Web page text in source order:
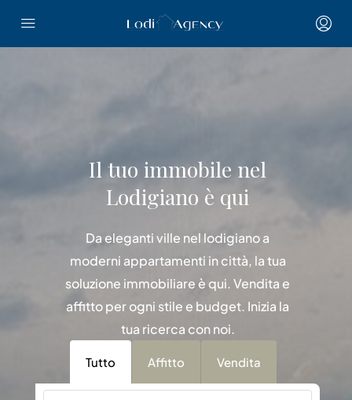
Il tuo immobile nel
Lodigiano è qui
Da eleganti ville nel lodigiano a
moderni appartamenti in città, la tua
soluzione immobiliare è qui. Vendita e
affitto per ogni stile e budget. Inizia la
tua ricerca con noi.
Tutto Affitto Vendita